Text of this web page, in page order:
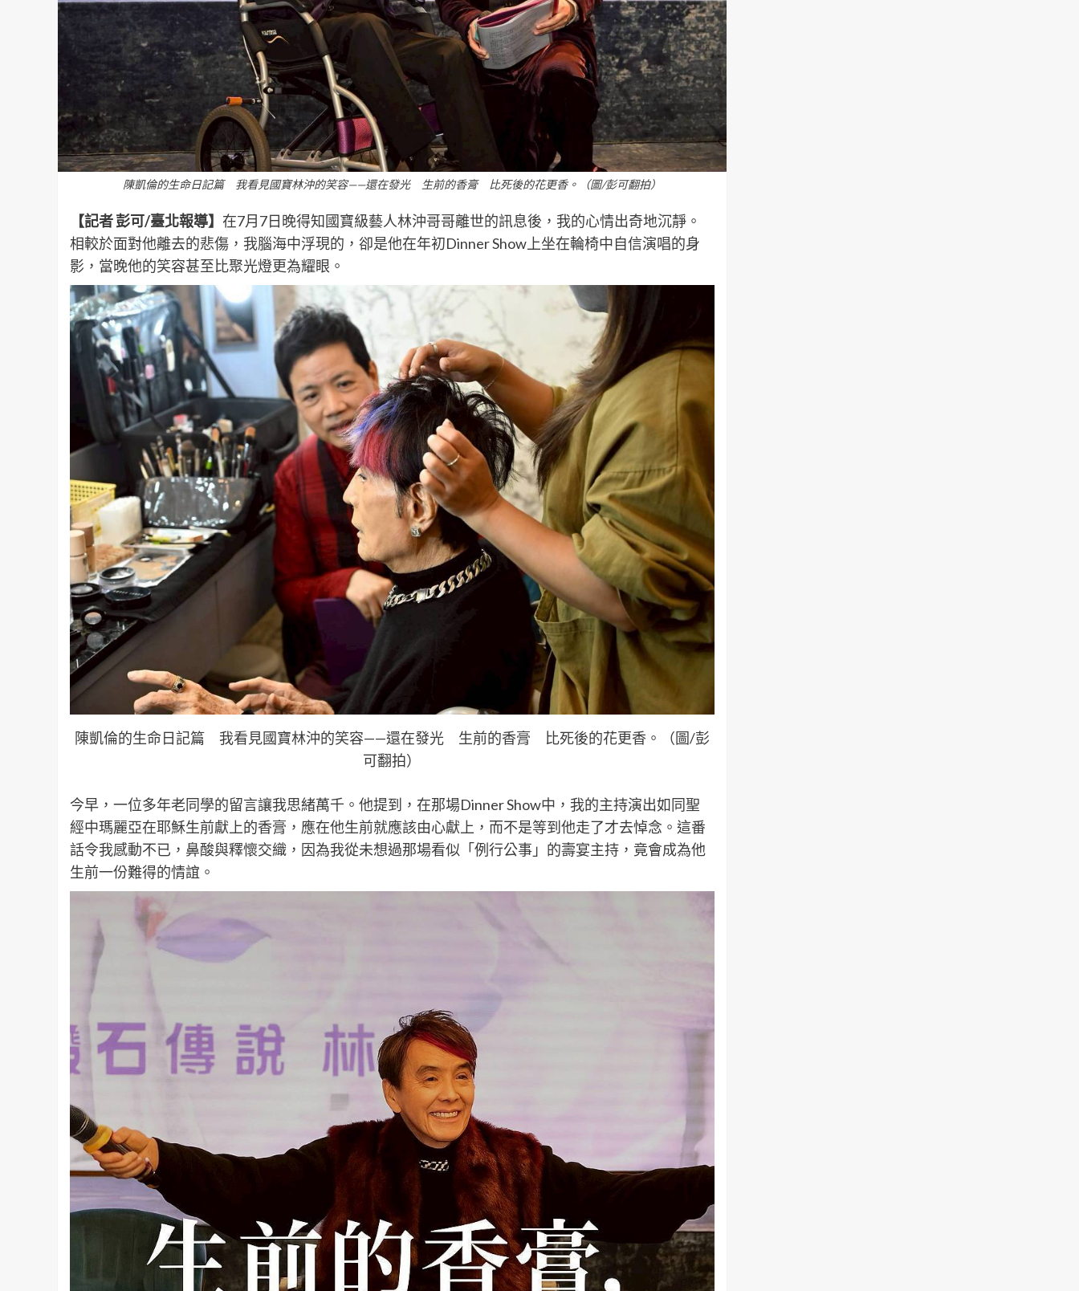
陳凱倫的生命日記篇 我看見國寶林沖的笑容——還在發光 生前的香膏 比死後的花更香。（圖/彭可翻拍）
【記者 彭可/臺北報導】 在7月7日晚得知國寶級藝人林沖哥哥離世的訊息後，我的心情出奇地沉靜。
相較於面對他離去的悲傷，我腦海中浮現的，卻是他在年初Dinner Show上坐在輪椅中自信演唱的身
影，當晚他的笑容甚至比聚光燈更為耀眼。
陳凱倫的生命日記篇 我看見國寶林沖的笑容——還在發光 生前的香膏 比死後的花更香。（圖/彭
可翻拍）
今早，一位多年老同學的留言讓我思緒萬千。他提到，在那場Dinner Show中，我的主持演出如同聖
經中瑪麗亞在耶穌生前獻上的香膏，應在他生前就應該由心獻上，而不是等到他走了才去悼念。這番
話令我感動不已，鼻酸與釋懷交織，因為我從未想過那場看似「例行公事」的壽宴主持，竟會成為他
生前一份難得的情誼。